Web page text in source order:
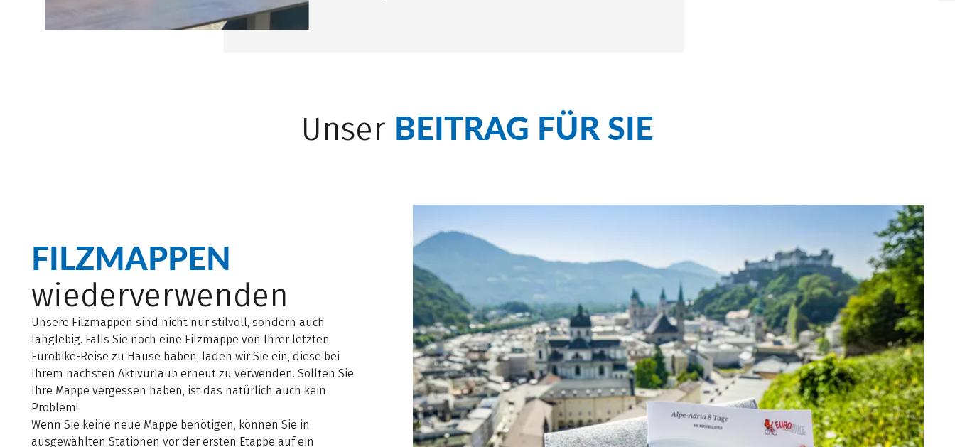
Unser BEITRAG FÜR SIE
FILZMAPPEN
wiederverwenden
Unsere Filzmappen sind nicht nur stilvoll, sondern auch
langlebig. Falls Sie noch eine Filzmappe von Ihrer letzten
Eurobike-Reise zu Hause haben, laden wir Sie ein, diese bei
Ihrem nächsten Aktivurlaub erneut zu verwenden. Sollten Sie
Ihre Mappe vergessen haben, ist das natürlich auch kein
Problem!
Wenn Sie keine neue Mappe benötigen, können Sie in
ausgewählten Stationen vor der ersten Etappe auf ein